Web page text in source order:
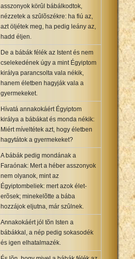
asszonyok körûl bábálkodtok,
nézzetek a szûlõszékre: ha fiú az,
azt öljétek meg, ha pedig leány az,
hadd éljen.
De a bábák félék az Istent és nem
cselekedének úgy a mint Égyiptom
királya parancsolta vala nékik,
hanem életben hagyják vala a
gyermekeket.
Hívatá annakokáért Égyiptom
királya a bábákat és monda nékik:
Miért míveltétek azt, hogy életben
hagytátok a gyermekeket?
A bábák pedig mondának a
Faraónak: Mert a héber asszonyok
nem olyanok, mint az
Égyiptombeliek: mert azok élet-
erõsek; minekelõtte a bába
hozzájok eljutna, már szûlnek.
Annakokáért jól tõn Isten a
bábákkal, a nép pedig sokasodék
és igen elhatalmazék.